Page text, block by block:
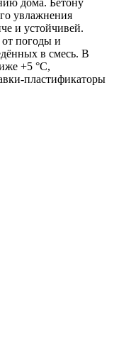
дома. Бетону
увлажнения
и устойчивей.
от погоды и
в смесь. В
+5 °C,
пластификаторы